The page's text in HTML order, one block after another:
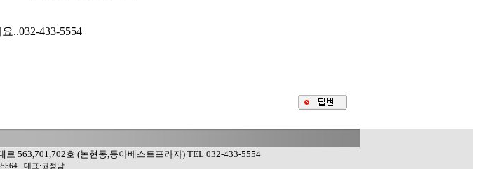
..032-433-5554
563,701,702호 (논현동,동아베스트프라자) TEL 032-433-5554
5564 대표:권정남